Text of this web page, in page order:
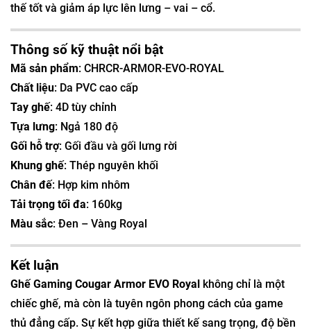
thế tốt và giảm áp lực lên lưng – vai – cổ.
Thông số kỹ thuật nổi bật
Mã sản phẩm: CHRCR-ARMOR-EVO-ROYAL
Chất liệu: Da PVC cao cấp
Tay ghế: 4D tùy chỉnh
Tựa lưng: Ngả 180 độ
Gối hỗ trợ: Gối đầu và gối lưng rời
Khung ghế: Thép nguyên khối
Chân đế: Hợp kim nhôm
Tải trọng tối đa: 160kg
Màu sắc: Đen – Vàng Royal
Kết luận
Ghế Gaming Cougar Armor EVO Royal không chỉ là một
chiếc ghế, mà còn là tuyên ngôn phong cách của game
thủ đẳng cấp. Sự kết hợp giữa thiết kế sang trọng, độ bền